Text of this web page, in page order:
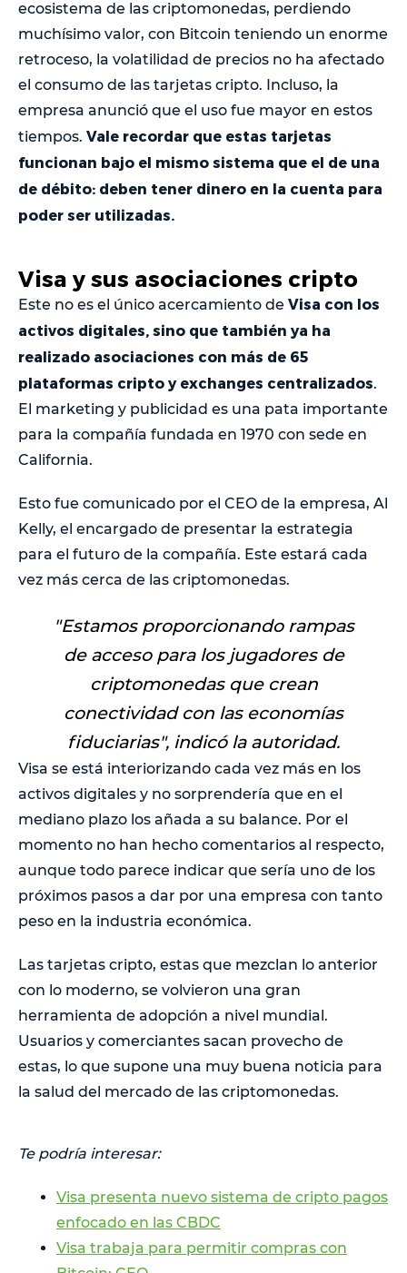
ecosistema de las criptomonedas, perdiendo
muchísimo valor, con Bitcoin teniendo un enorme
retroceso, la volatilidad de precios no ha afectado
el consumo de las tarjetas cripto. Incluso, la
empresa anunció que el uso fue mayor en estos
tiempos. Vale recordar que estas tarjetas
funcionan bajo el mismo sistema que el de una
de débito: deben tener dinero en la cuenta para
poder ser utilizadas.
Visa y sus asociaciones cripto
Este no es el único acercamiento de Visa con los
activos digitales, sino que también ya ha
realizado asociaciones con más de 65
plataformas cripto y exchanges centralizados.
El marketing y publicidad es una pata importante
para la compañía fundada en 1970 con sede en
California.
Esto fue comunicado por el CEO de la empresa, Al
Kelly, el encargado de presentar la estrategia
para el futuro de la compañía. Este estará cada
vez más cerca de las criptomonedas.
"Estamos proporcionando rampas
de acceso para los jugadores de
criptomonedas que crean
conectividad con las economías
fiduciarias", indicó la autoridad.
Visa se está interiorizando cada vez más en los
activos digitales y no sorprendería que en el
mediano plazo los añada a su balance. Por el
momento no han hecho comentarios al respecto,
aunque todo parece indicar que sería uno de los
próximos pasos a dar por una empresa con tanto
peso en la industria económica.
Las tarjetas cripto, estas que mezclan lo anterior
con lo moderno, se volvieron una gran
herramienta de adopción a nivel mundial.
Usuarios y comerciantes sacan provecho de
estas, lo que supone una muy buena noticia para
la salud del mercado de las criptomonedas.
Te podría interesar:
Visa presenta nuevo sistema de cripto pagos
enfocado en las CBDC
Visa trabaja para permitir compras con